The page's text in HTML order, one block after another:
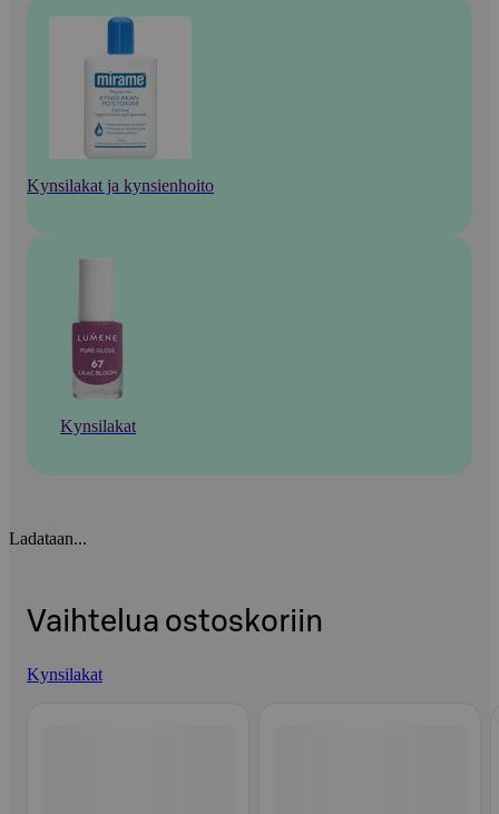
Kynsilakat ja kynsienhoito
Kynsilakat
Ladataan...
Vaihtelua ostoskoriin
Kynsilakat